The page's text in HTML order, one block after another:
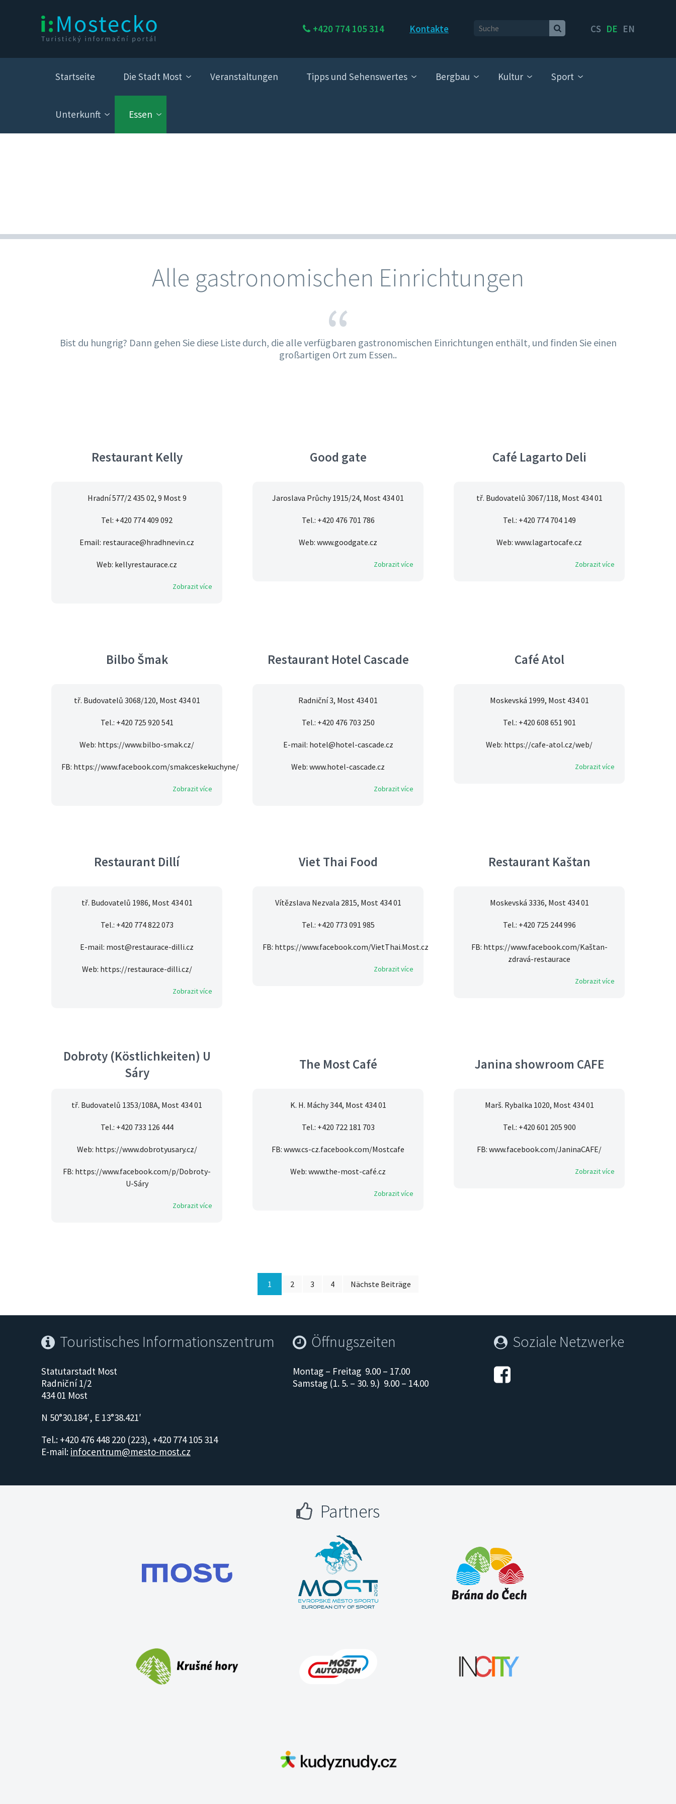
+420 774 105 314 Kontakte CS DE EN
Startseite Die Stadt Most Veranstaltungen Tipps und Sehenswertes Bergbau Kultur Sport
Unterkunft Essen
Alle gastronomischen Einrichtungen
“
Bist du hungrig? Dann gehen Sie diese Liste durch, die alle verfügbaren gastronomischen Einrichtungen enthält, und finden Sie einen
großartigen Ort zum Essen..
Restaurant Kelly
Hradní 577/2 435 02, 9 Most 9
Tel: +420 774 409 092
Email: restaurace@hradhnevin.cz
Web: kellyrestaurace.cz
Zobrazit více
Good gate
Jaroslava Průchy 1915/24, Most 434 01
Tel.: +420 476 701 786
Web: www.goodgate.cz
Zobrazit více
Café Lagarto Deli
tř. Budovatelů 3067/118, Most 434 01
Tel.: +420 774 704 149
Web: www.lagartocafe.cz
Zobrazit více
Bilbo Šmak
tř. Budovatelů 3068/120, Most 434 01
Tel.: +420 725 920 541
Web: https://www.bilbo-smak.cz/
FB: https://www.facebook.com/smakceskekuchyne/
Zobrazit více
Restaurant Hotel Cascade
Radniční 3, Most 434 01
Tel.: +420 476 703 250
E-mail: hotel@hotel-cascade.cz
Web: www.hotel-cascade.cz
Zobrazit více
Café Atol
Moskevská 1999, Most 434 01
Tel.: +420 608 651 901
Web: https://cafe-atol.cz/web/
Zobrazit více
Restaurant Dillí
tř. Budovatelů 1986, Most 434 01
Tel.: +420 774 822 073
E-mail: most@restaurace-dilli.cz
Web: https://restaurace-dilli.cz/
Zobrazit více
Viet Thai Food
Vítězslava Nezvala 2815, Most 434 01
Tel.: +420 773 091 985
FB: https://www.facebook.com/VietThai.Most.cz
Zobrazit více
Restaurant Kaštan
Moskevská 3336, Most 434 01
Tel.: +420 725 244 996
FB: https://www.facebook.com/Kaštan-
zdravá-restaurace
Zobrazit více
Dobroty (Köstlichkeiten) U
Sáry
tř. Budovatelů 1353/108A, Most 434 01
Tel.: +420 733 126 444
Web: https://www.dobrotyusary.cz/
FB: https://www.facebook.com/p/Dobroty-
U-Sáry
Zobrazit více
The Most Café
K. H. Máchy 344, Most 434 01
Tel.: +420 722 181 703
FB: www.cs-cz.facebook.com/Mostcafe
Web: www.the-most-café.cz
Zobrazit více
Janina showroom CAFE
Marš. Rybalka 1020, Most 434 01
Tel.: +420 601 205 900
FB: www.facebook.com/JaninaCAFE/
Zobrazit více
1 2 3 4 Nächste Beiträge
Touristisches Informationszentrum
Statutarstadt Most
Radniční 1/2
434 01 Most
N 50°30.184′, E 13°38.421′
Tel.: +420 476 448 220 (223), +420 774 105 314
E-mail: infocentrum@mesto-most.cz
Öffnugszeiten
Montag – Freitag 9.00 – 17.00
Samstag (1. 5. – 30. 9.) 9.00 – 14.00
Soziale Netzwerke
Partners